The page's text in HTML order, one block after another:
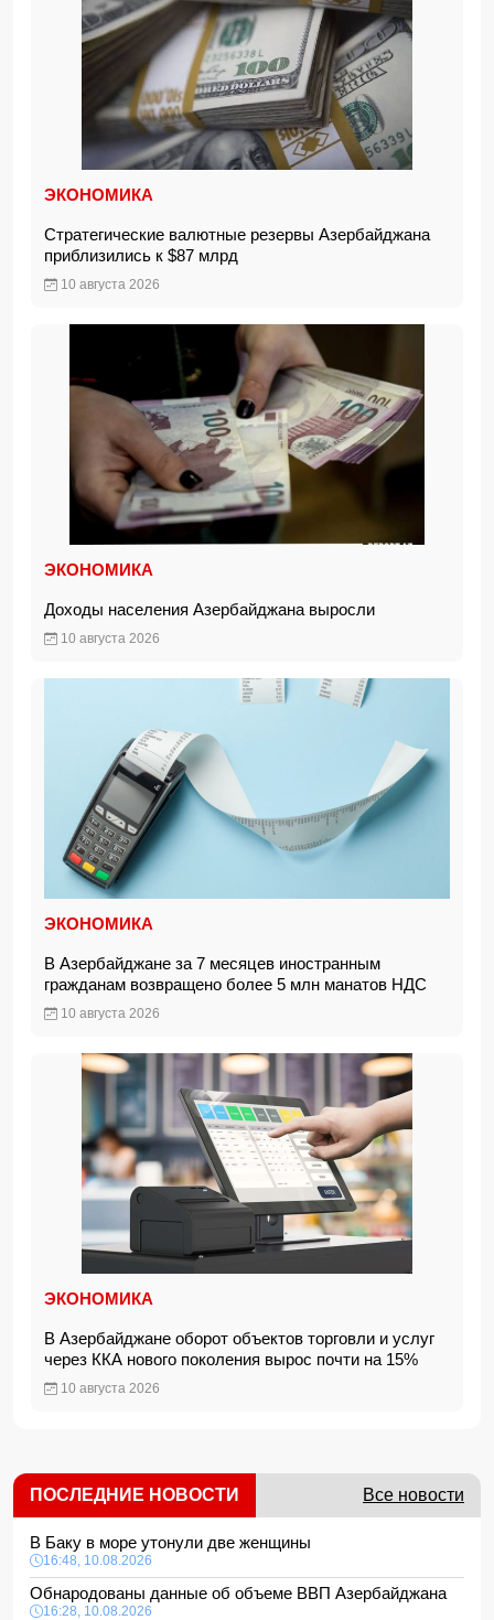
ЭКОНОМИКА
Стратегические валютные резервы Азербайджана
приблизились к $87 млрд
10 августа 2026
ЭКОНОМИКА
Доходы населения Азербайджана выросли
10 августа 2026
ЭКОНОМИКА
В Азербайджане за 7 месяцев иностранным
гражданам возвращено более 5 млн манатов НДС
10 августа 2026
ЭКОНОМИКА
В Азербайджане оборот объектов торговли и услуг
через ККА нового поколения вырос почти на 15%
10 августа 2026
ПОСЛЕДНИЕ НОВОСТИ Все новости
В Баку в море утонули две женщины
16:48, 10.08.2026
Обнародованы данные об объеме ВВП Азербайджана
16:28, 10.08.2026